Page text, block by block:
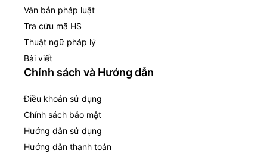
Văn bản pháp luật
Tra cứu mã HS
Thuật ngữ pháp lý
Bài viết
Chính sách và Hướng dẫn
Điều khoản sử dụng
Chính sách bảo mật
Hướng dẫn sử dụng
Hướng dẫn thanh toán